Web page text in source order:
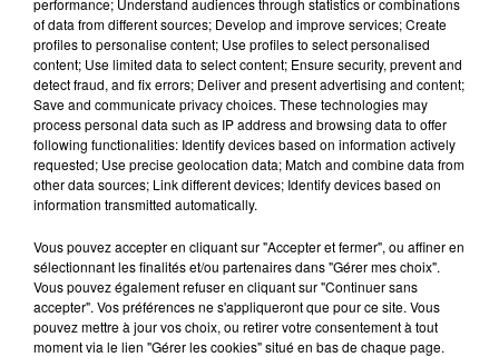
provenance de Grande-Bretagne est notamment
suspecté dans près de 60% des cas positifs
actuellement recensés dans la région. En parallèle, la
campagne de vaccination se poursuit. Un peu plus de
105 000 Normands ont reçu leur deuxième injection
soit 3,5% de l'ensemble de la population régionale. Au
total, 279 210 injections ont été réaliséesindique l’ARS
dans son communiqué.
of data from different sources; Develop and improve services; Create
profiles to personalise content; Use profiles to select personalised
content; Use limited data to select content; Ensure security, prevent and
detect fraud, and fix errors; Deliver and present advertising and content;
Save and communicate privacy choices. These technologies may
process personal data such as IP address and browsing data to offer
following functionalities: Identify devices based on information actively
requested; Use precise geolocation data; Match and combine data from
other data sources; Link different devices; Identify devices based on
information transmitted automatically.
Vous pouvez accepter en cliquant sur "Accepter et fermer", ou affiner en
sélectionnant les finalités et/ou partenaires dans "Gérer mes choix".
Vous pouvez également refuser en cliquant sur "Continuer sans
accepter". Vos préférences ne s'appliqueront que pour ce site. Vous
pouvez mettre à jour vos choix, ou retirer votre consentement à tout
moment via le lien "Gérer les cookies" situé en bas de chaque page.